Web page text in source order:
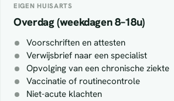
EIGEN HUISARTS
Overdag (weekdagen 8–18u)
Voorschriften en attesten
Verwijsbrief naar een specialist
Opvolging van een chronische ziekte
Vaccinatie of routinecontrole
Niet-acute klachten